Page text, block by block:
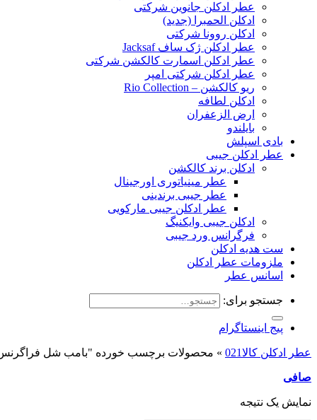
عطر ادکلن جانوین شرکتی
ادکلن الحمبرا (جدید)
ادکلن روونا شرکتی
عطر ادکلن ژک‌ ساف Jacksaf
عطر ادکلن اسمارت کالکشن شرکتی
عطر ادکلن شرکتی امپر
ریو کالکشن – Rio Collection
ادکلن لطافه
ارض الزعفران
بایلندو
بادی اسپلش
عطر ادکلن جیبی
ادکلن برند کالکشن
عطر مینیاتوری اورجینال
عطر جیبی برندینی
عطر ادکلن جیبی مارکویی
ادکلن جیبی وایکنیگ
فرگرانس ورد جیبی
ست هدیه ادکلن
ملزومات عطر ادکلن
اسانس عطر
جستجو برای:
پیج اینستاگرام
عطر ادکلن کالا021 » محصولات برچسب خورده "بامب شل
صافی
نمایش یک نتیجه